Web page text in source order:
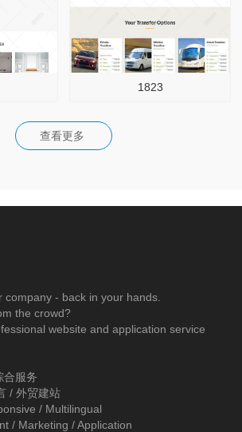
1823
查看更多
- back in your hands.
the crowd?
website and application service
合服务
/ 外贸建站
/ Multilingual
/ Marketing / Application